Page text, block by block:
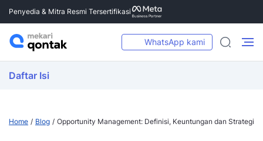
Penyedia & Mitra Resmi Tersertifikasi
WhatsApp kami
Daftar Isi
Home Blog Opportunity Management: Definisi, Keuntungan dan Strategi